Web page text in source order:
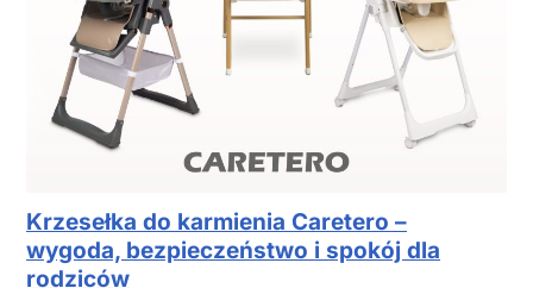
Krzesełka do karmienia Caretero –
wygoda, bezpieczeństwo i spokój dla
rodziców